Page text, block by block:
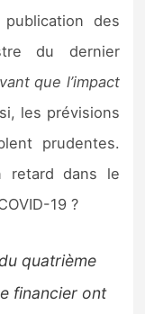
des
du dernier
que l’impact
les prévisions
prudentes.
retard dans le
19 ?
quatrième
financier ont